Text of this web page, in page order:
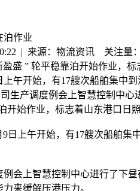
泊作业
| 来源：物流资讯 关注量：
盈盛 ” 轮平稳靠泊开始作业，
午开始，有17艘次船舶集中
生产调度例会上智慧控制中心
开始作业，标志着山东港口日
日上午开始，有17艘次船舶
会上智慧控制中心进行了下
来缓解压港压力。